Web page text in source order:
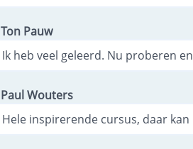
Ton Pauw
Ik heb veel geleerd. Nu proberen
Paul Wouters
Hele inspirerende cursus, daar kan